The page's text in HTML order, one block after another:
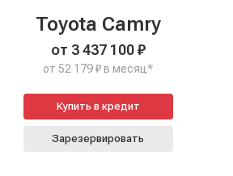
Toyota Camry
от 3 437 100 ₽
от 52 179 ₽ в месяц*
Купить в кредит
Зарезервировать